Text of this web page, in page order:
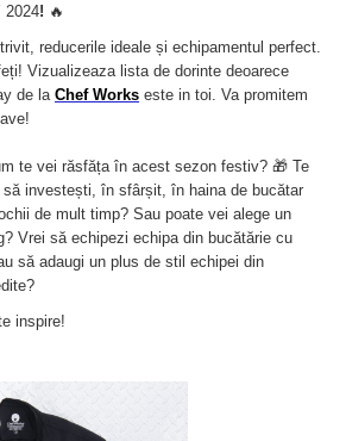
2024! 🔥
reducerile ideale și echipamentul perfect.
Vizualizeaza lista de dorinte deoarece
de la Chef Works este in toi. Va promitem
te vei răsfăța în acest sezon festiv? 🎁 Te
investești, în sfârșit, în haina de bucătar
de mult timp? Sau poate vei alege un
Vrei să echipezi echipa din bucătărie cu
să adaugi un plus de stil echipei din
inspire!